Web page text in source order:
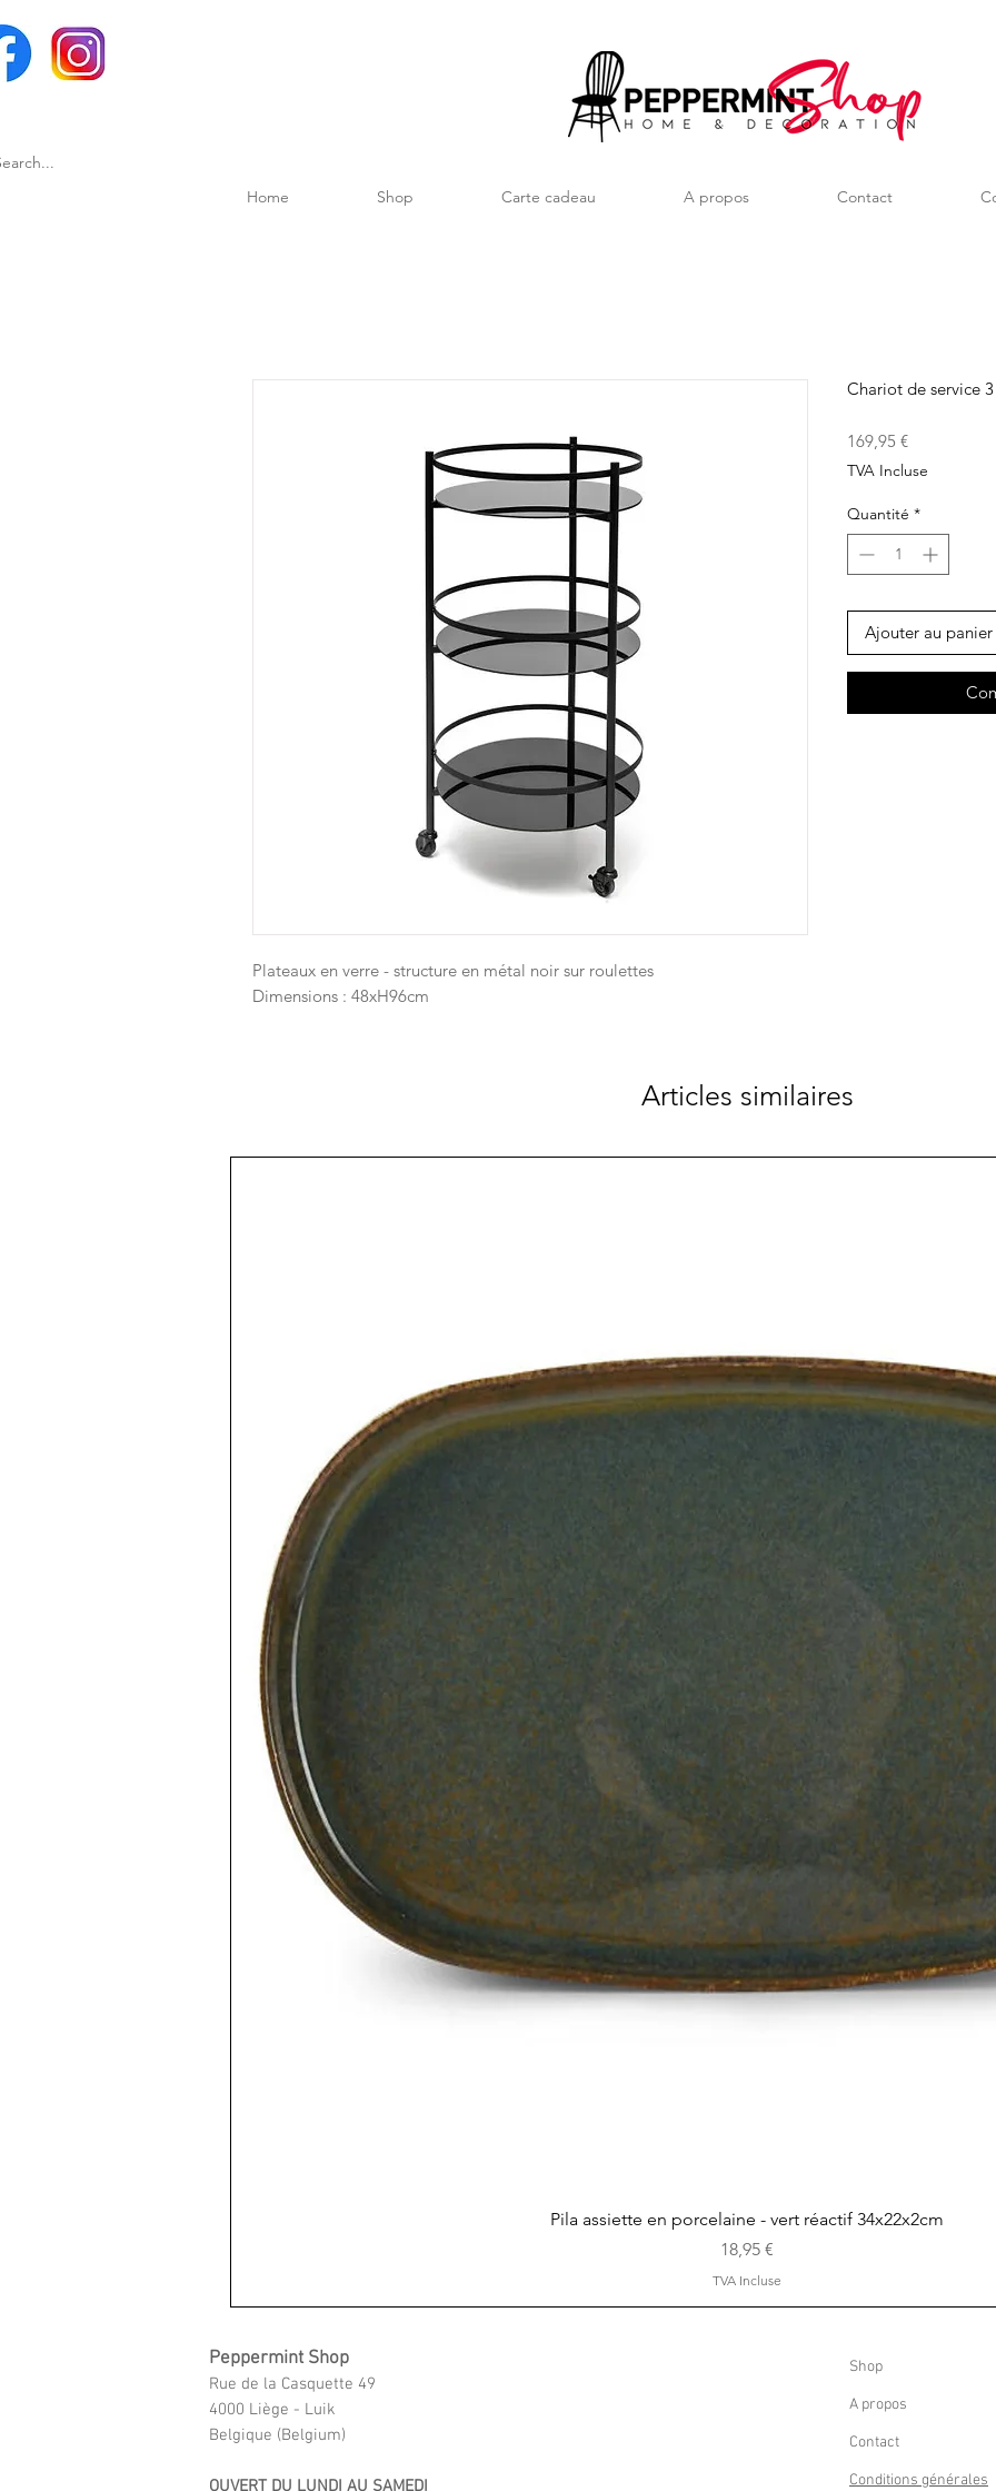
Home Shop Carte cadeau A propos Contact
Plateaux en verre - structure en métal noir sur roulettes
Dimensions : 48xH96cm
Chariot de service
169,95 €Prix
TVA Incluse
Quantité *
Ajouter au panier
Articles similaires
Aperçu rapide
Pila assiette en porcelaine - vert réactif 34x22x2cm
Prix
18,95 €
TVA Incluse
Peppermint Shop
Rue de la Casquette 49
4000 Liège - Luik
Belgique (Belgium)
OUVERT DU LUNDI AU SAMEDI
Shop
A propos
Contact
Conditions générales